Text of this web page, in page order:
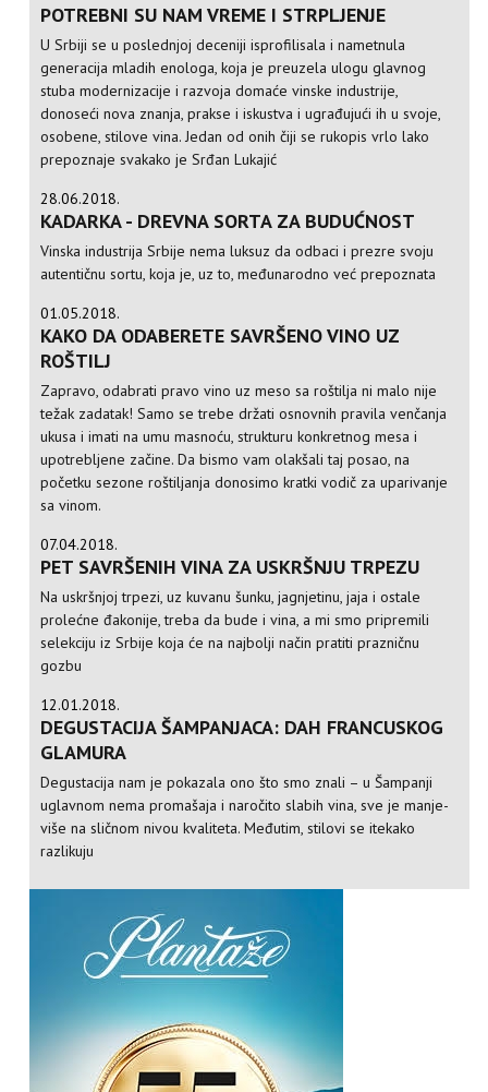
POTREBNI SU NAM VREME I STRPLJENJE
U Srbiji se u poslednjoj deceniji isprofilisala i nametnula
generacija mladih enologa, koja je preuzela ulogu glavnog
stuba modernizacije i razvoja domaće vinske industrije,
donoseći nova znanja, prakse i iskustva i ugrađujući ih u svoje,
osobene, stilove vina. Jedan od onih čiji se rukopis vrlo lako
prepoznaje svakako je Srđan Lukajić
28.06.2018.
KADARKA - DREVNA SORTA ZA BUDUĆNOST
Vinska industrija Srbije nema luksuz da odbaci i prezre svoju
autentičnu sortu, koja je, uz to, međunarodno već prepoznata
01.05.2018.
KAKO DA ODABERETE SAVRŠENO VINO UZ
ROŠTILJ
Zapravo, odabrati pravo vino uz meso sa roštilja ni malo nije
težak zadatak! Samo se trebe držati osnovnih pravila venčanja
ukusa i imati na umu masnoću, strukturu konkretnog mesa i
upotrebljene začine. Da bismo vam olakšali taj posao, na
početku sezone roštiljanja donosimo kratki vodič za uparivanje
sa vinom.
07.04.2018.
PET SAVRŠENIH VINA ZA USKRŠNJU TRPEZU
Na uskršnjoj trpezi, uz kuvanu šunku, jagnjetinu, jaja i ostale
prolećne đakonije, treba da bude i vina, a mi smo pripremili
selekciju iz Srbije koja će na najbolji način pratiti prazničnu
gozbu
12.01.2018.
DEGUSTACIJA ŠAMPANJACA: DAH FRANCUSKOG
GLAMURA
Degustacija nam je pokazala ono što smo znali – u Šampanji
uglavnom nema promašaja i naročito slabih vina, sve je manje-
više na sličnom nivou kvaliteta. Međutim, stilovi se itekako
razlikuju